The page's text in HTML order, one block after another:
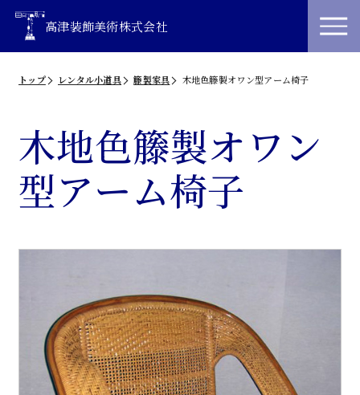
高津装飾美術株式会社
トップ レンタル小道具 籐製家具 木地色籐製オワン型アーム椅子
木地色籐製オワン
型アーム椅子